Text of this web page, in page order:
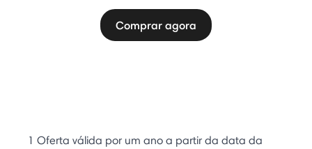
Comprar agora
1 Oferta válida por um ano a partir da data da